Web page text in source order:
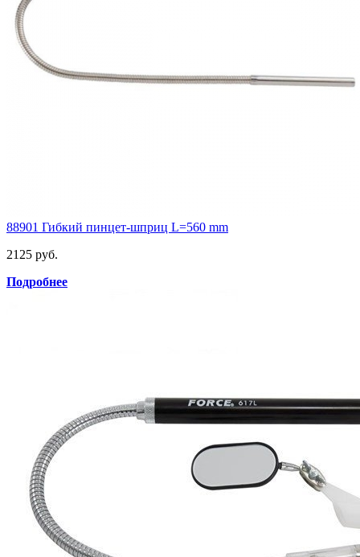
88901 Гибкий пинцет-шприц L=560 mm
2125 руб.
Подробнее